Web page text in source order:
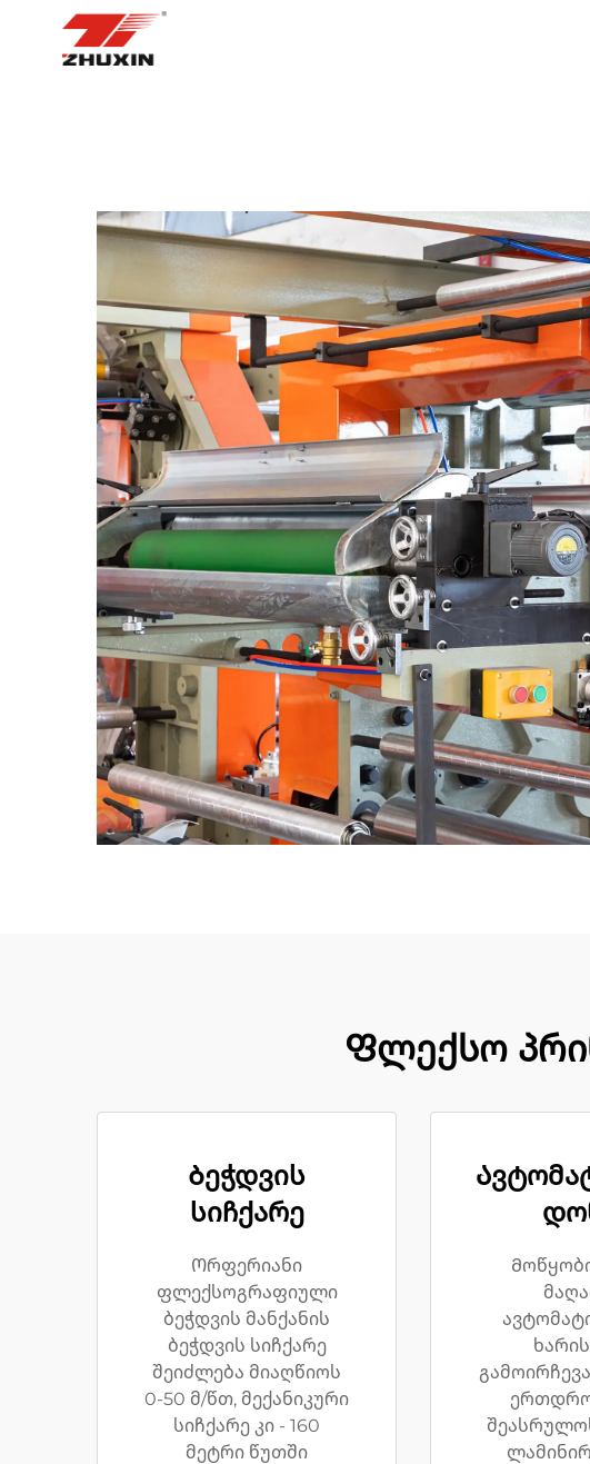
Ფლექსო
Ბეჭდვის
სიჩქარე
Ორფერიანი
ფლექსოგრაფიული
ბეჭდვის მანქანის
ბეჭდვის სიჩქარე
შეიძლება მიაღწიოს
0-50 მ/წთ, მექანიკური
სიჩქარე კი - 160
მეტრი წუთში